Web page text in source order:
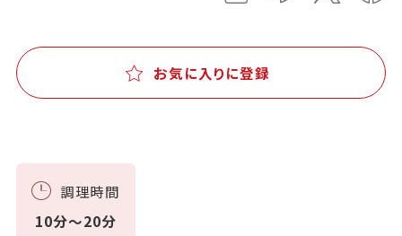
お気に入りに登録
調理時間
10分～20分